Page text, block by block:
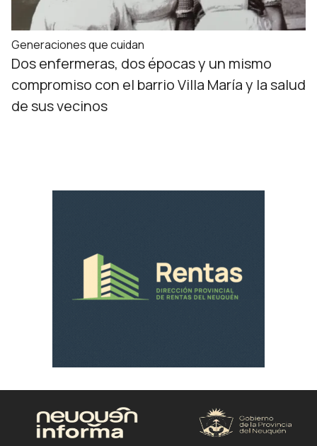
Generaciones que cuidan
Dos enfermeras, dos épocas y un mismo
compromiso con el barrio Villa María y la salud
de sus vecinos